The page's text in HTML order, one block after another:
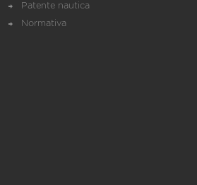
Patente nautica
Normativa